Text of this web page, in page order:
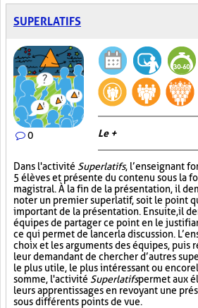
SUPERLATIFS
0 Le +
Dans l'activité Superlatifs, l’enseignant
5 élèves et présente du contenu sous la
magistral. À la fin de la présentation, il
noter un premier superlatif, soit le point
important de la présentation. Ensuite, il
équipes de partager ce point en le
ce qui permet de lancer la discussion.
choix et les arguments des équipes, puis
leur demandant de chercher d’autres
le plus utile, le plus intéressant ou encore
somme, l'activité Superlatifspermet aux
leurs apprentissages en revoyant une
sous différents points de vue.